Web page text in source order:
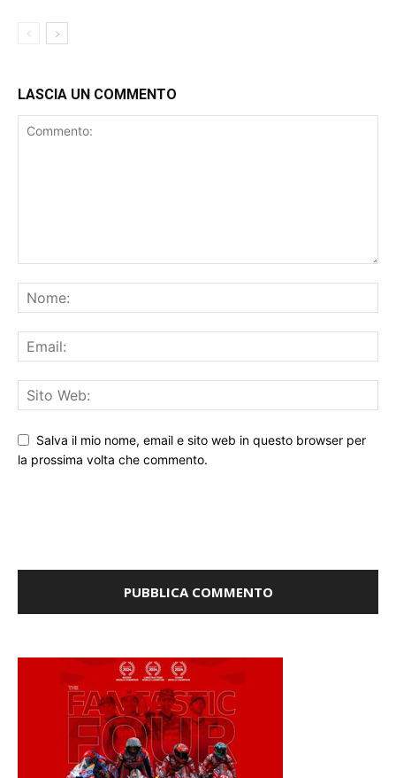
LASCIA UN COMMENTO
Salva il mio nome, email e sito web in questo browser per
la prossima volta che commento.